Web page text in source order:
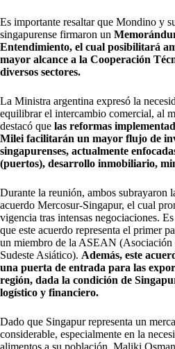
Es importante resaltar que Mondino y
singapurense firmaron un
Entendimiento, el cual posibilitará
mayor alcance a la Cooperación
diversos sectores.
La Ministra argentina expresó la
equilibrar el intercambio comercial, al
destacó que las reformas
Milei facilitarán un mayor flujo de
singapurenses, actualmente
(puertos), desarrollo inmobiliario,
Durante la reunión, ambos subrayaron
acuerdo Mercosur-Singapur, el cual
vigencia tras intensas negociaciones.
que este acuerdo representa el primer
un miembro de la ASEAN (Asociación
Sudeste Asiático). Además, este
una puerta de entrada para las
región, dada la condición de
logístico y financiero.
Dado que Singapur representa un
considerable, especialmente en la